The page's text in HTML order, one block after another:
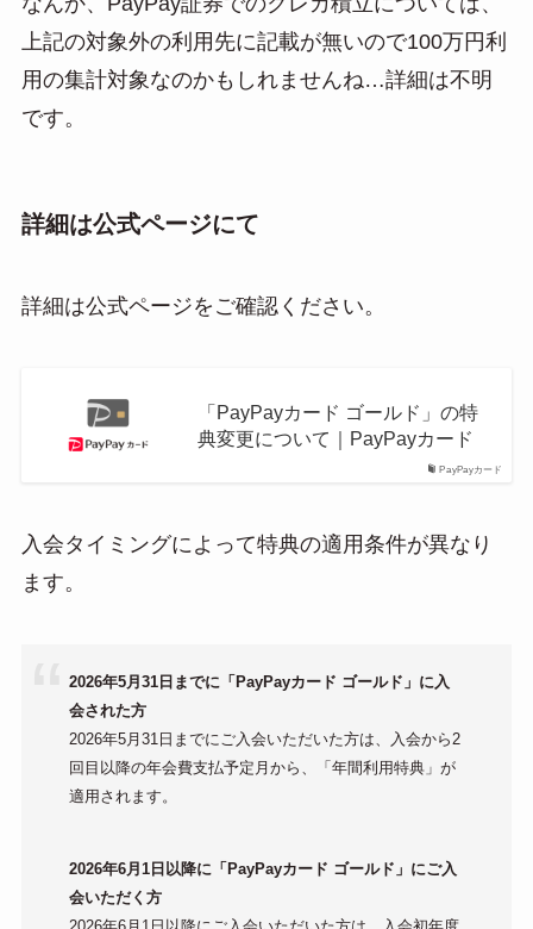
上記の対象外の利用先に記載が無いので100万円利
用の集計対象なのかもしれませんね…詳細は不明
です。
詳細は公式ページにて
詳細は公式ページをご確認ください。
PayPayカード
「PayPayカード ゴールド」の特
典変更について｜PayPayカード
入会タイミングによって特典の適用条件が異なり
ます。
2026年5月31日までに「PayPayカード ゴールド」に入
会された方
2026年5月31日までにご入会いただいた方は、入会から2
回目以降の年会費支払予定月から、「年間利用特典」が
適用されます。
2026年6月1日以降に「PayPayカード ゴールド」にご入
会いただく方